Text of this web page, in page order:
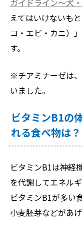
えてはいけないも
コ・エビ・カニ）
す。
※チアミナーゼは
いました。
ビタミンB1の
れる食べ物は？
ビタミンB1は神経
を代謝してエネル
ビタミンB1が多い
小麦胚芽などがあげ